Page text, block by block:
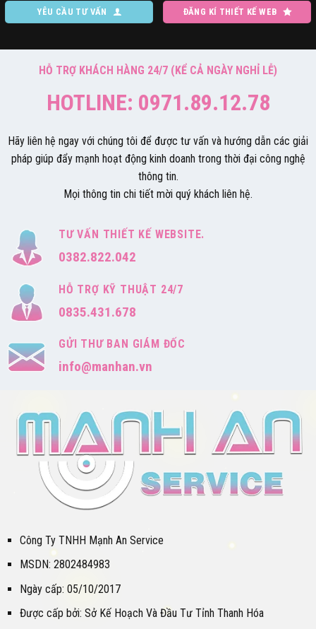
YÊU CẦU TƯ VẤN ĐĂNG KÍ THIẾT KẾ WEB
HỖ TRỢ KHÁCH HÀNG 24/7 (KỂ CẢ NGÀY NGHỈ LỄ)
HOTLINE: 0971.89.12.78
Hãy liên hệ ngay với chúng tôi để được tư vấn và hướng dẫn các giải
pháp giúp đẩy mạnh hoạt động kinh doanh trong thời đại công nghệ
thông tin.
Mọi thông tin chi tiết mời quý khách liên hệ.
TƯ VẤN THIẾT KẾ WEBSITE.
0382.822.042
HỖ TRỢ KỸ THUẬT 24/7
0835.431.678
GỬI THƯ BAN GIÁM ĐỐC
info@manhan.vn
Công Ty TNHH Mạnh An Service
MSDN: 2802484983
Ngày cấp: 05/10/2017
Được cấp bởi: Sở Kế Hoạch Và Đầu Tư Tỉnh Thanh Hóa